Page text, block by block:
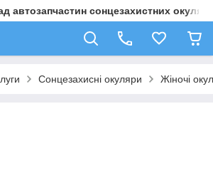
сонцезахистних
Сонцезахисні окуляри Жіночі